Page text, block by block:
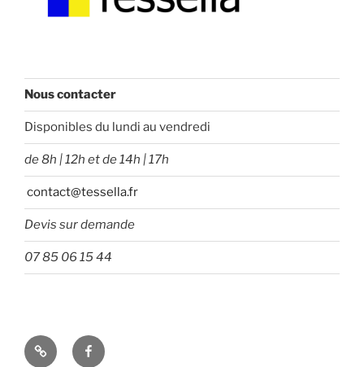
Nous contacter
Disponibles du lundi au vendredi
de 8h | 12h et de 14h | 17h
contact@tessella.fr
Devis sur demande
07 85 06 15 44
Tessella Facebook